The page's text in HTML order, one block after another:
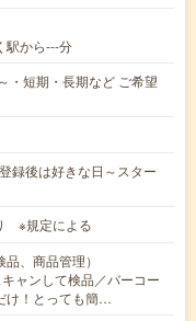
駅から---分
・短期・長期など ご希望
録後は好きな日～スター
※規定による
、商品管理）
ャンして検品／バーコー
け！とっても簡…